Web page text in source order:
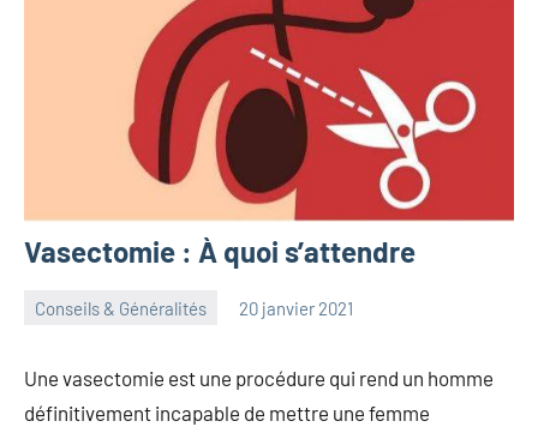
Vasectomie : À quoi s’attendre
Conseils & Généralités 20 janvier 2021
Une vasectomie est une procédure qui rend un homme
définitivement incapable de mettre une femme